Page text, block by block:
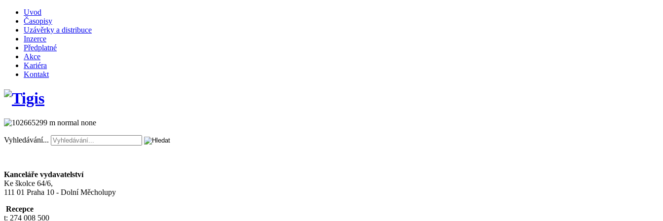
Uvod
Časopisy
Uzávěrky a distribuce
Inzerce
Předplatné
Akce
Kariéra
Kontakt
Vyhledávání...
Kanceláře vydavatelství
Ke školce 64/6,
111 01 Praha 10 - Dolní Měcholupy
Recepce
t: 274 008 500